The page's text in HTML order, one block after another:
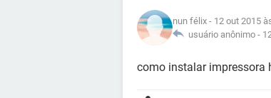
nun félix - 12 out 2015
usuário anônimo -
como instalar impressora